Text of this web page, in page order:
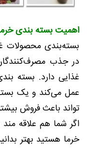
اهمیت بسته بندی
بسته‌بندی
در جذب
غذایی دارد. بسته
عمل می‌کند و یک
تواند باعث فروش
اگر شما هم علاقه
خرما هستید بهتر